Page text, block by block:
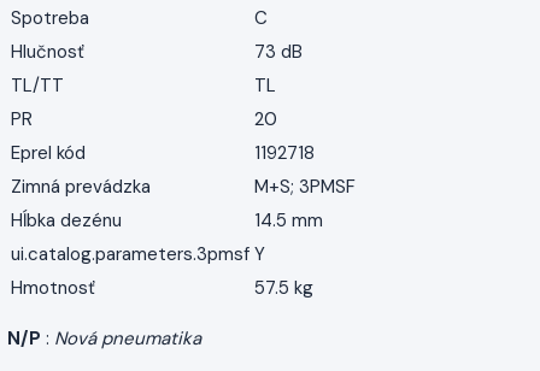
Spotreba
C
Hlučnosť
73 dB
TL/TT
TL
PR
20
Eprel kód
1192718
Zimná prevádzka
M+S; 3PMSF
Hĺbka dezénu
14.5 mm
ui.catalog.parameters.3pmsf Y
Hmotnosť
57.5 kg
N/P : Nová pneumatika